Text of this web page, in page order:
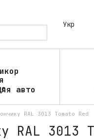
Укр
авто
RAL 3013 Tomato Red
RAL 3013